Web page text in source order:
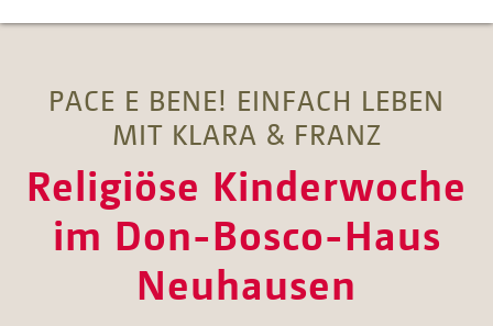
PACE E BENE! EINFACH LEBEN
MIT KLARA & FRANZ
Religiöse Kinderwoche
im Don-Bosco-Haus
Neuhausen